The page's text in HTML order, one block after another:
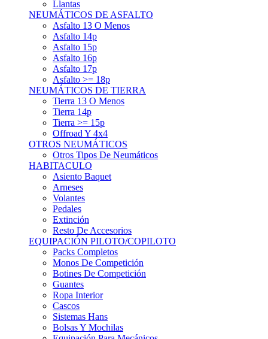
Llantas
NEUMÁTICOS DE ASFALTO
Asfalto 13 O Menos
Asfalto 14p
Asfalto 15p
Asfalto 16p
Asfalto 17p
Asfalto >= 18p
NEUMÁTICOS DE TIERRA
Tierra 13 O Menos
Tierra 14p
Tierra >= 15p
Offroad Y 4x4
OTROS NEUMÁTICOS
Otros Tipos De Neumáticos
HABITACULO
Asiento Baquet
Arneses
Volantes
Pedales
Extinción
Resto De Accesorios
EQUIPACIÓN PILOTO/COPILOTO
Packs Completos
Monos De Competición
Botines De Competición
Guantes
Ropa Interior
Cascos
Sistemas Hans
Bolsas Y Mochilas